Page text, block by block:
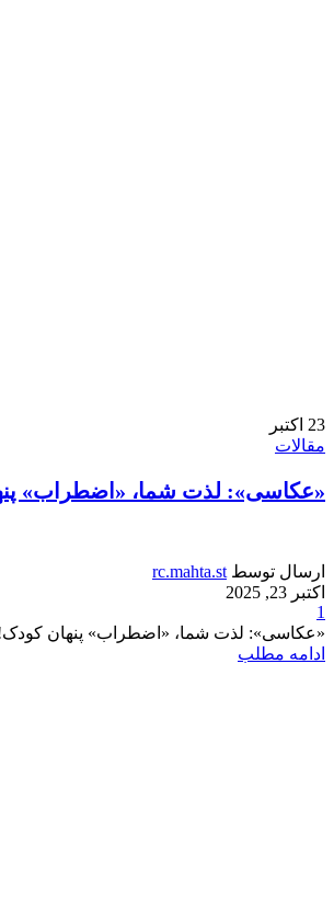
23 اکتبر
مقالات
«عکاسی»: لذت شما، «اضطراب»
ارسال توسط rc.mahta.st
اکتبر 23, 2025
1
«عکاسی»: لذت شما، «اضطراب» پنهان کودک!
ادامه مطلب